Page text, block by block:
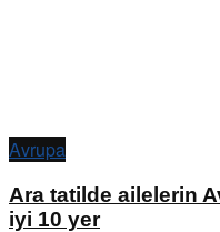
Avrupa
Ara tatilde ailelerin
iyi 10 yer